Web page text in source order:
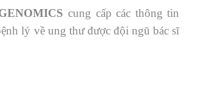
cung cấp các thông tin
lý về ung thư được đội ngũ bác sĩ